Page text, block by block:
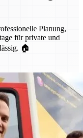
Planung,
für private und
🏠